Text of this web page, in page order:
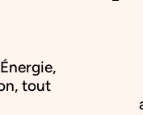
tout